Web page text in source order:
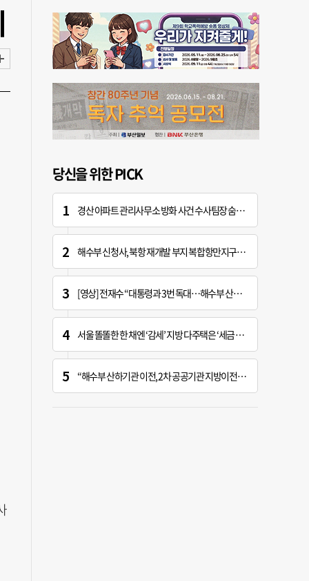
당신을 위한 PICK
경산 아파트 관리사무소 방화 사건 수사팀장 숨진 채 발견
해수부 신청사, 북항 재개발 부지 복합항만지구 확정
[영상] 전재수 “대통령과 3번 독대…해수부 산하기관 곧 ‘부산행’”
서울 똘똘한 한 채엔 ‘감세’ 지방 다주택은 ‘세금 폭탄’
“해수부 산하기관 이전, 2차 공공기관 지방이전과 연계 추진 안 돼”